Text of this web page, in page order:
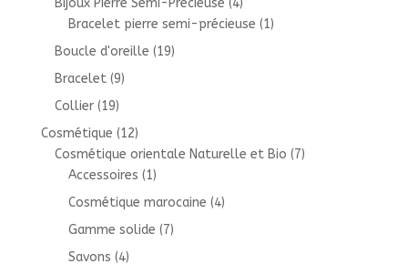
Bijoux Pierre Semi-Précieuse (4)
Bracelet pierre semi-précieuse (1)
Boucle d'oreille (19)
Bracelet (9)
Collier (19)
Cosmétique (12)
Cosmétique orientale Naturelle et Bio (7)
Accessoires (1)
Cosmétique marocaine (4)
Gamme solide (7)
Savons (4)